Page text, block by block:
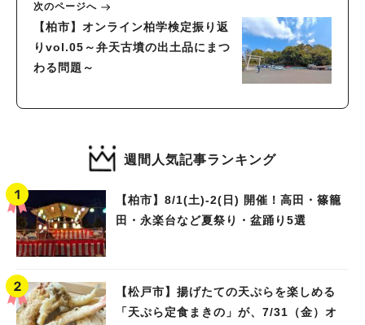
次のページへ
【柏市】オンライン柏学検定振り返
りvol.05～弁天古墳の出土品にまつ
わる問題～
週間人気記事ランキング
【柏市】8/1(土)‐2(日) 開催！高田・篠籠
田・永楽台など夏祭り・盆踊り5選
【松戸市】揚げたての天ぷらを楽しめる
「天ぷら定食まきの」が、7/31（金）オ